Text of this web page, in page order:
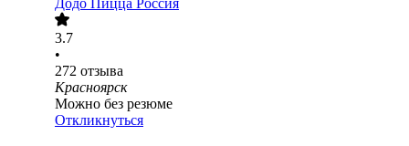
Додо Пицца Россия
3.7
•
272 отзыва
Красноярск
Можно без резюме
Откликнуться